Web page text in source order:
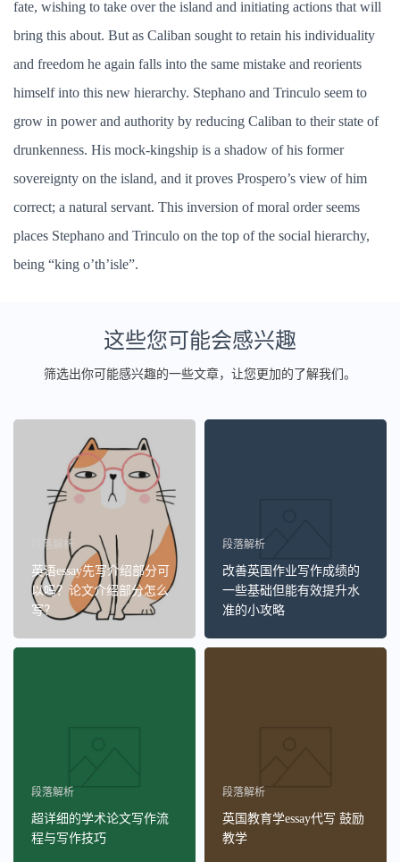
fate, wishing to take over the island and initiating actions that will
bring this about. But as Caliban sought to retain his individuality
and freedom he again falls into the same mistake and reorients
himself into this new hierarchy. Stephano and Trinculo seem to
grow in power and authority by reducing Caliban to their state of
drunkenness. His mock-kingship is a shadow of his former
sovereignty on the island, and it proves Prospero’s view of him
correct; a natural servant. This inversion of moral order seems
places Stephano and Trinculo on the top of the social hierarchy,
being “king o’th’isle”.
这些您可能会感兴趣
筛选出你可能感兴趣的一些文章，让您更加的了解我们。
段落解析
英语essay先写介绍部分可
以吗？论文介绍部分怎么
写？
段落解析
改善英国作业写作成绩的
一些基础但能有效提升水
准的小攻略
段落解析
超详细的学术论文写作流
程与写作技巧
段落解析
英国教育学essay代写 鼓励
教学